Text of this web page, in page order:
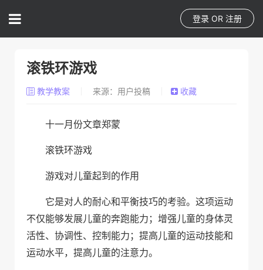
登录 OR 注册
滚铁环游戏
教学教案 来源：用户投稿 收藏
十一月份文章郑蒙
滚铁环游戏
游戏对儿童起到的作用
它是对人的耐心和平衡技巧的考验。这项运动
不仅能够发展儿童的奔跑能力；增强儿童的身体灵
活性、协调性、控制能力；提高儿童的运动技能和
运动水平，提高儿童的注意力。